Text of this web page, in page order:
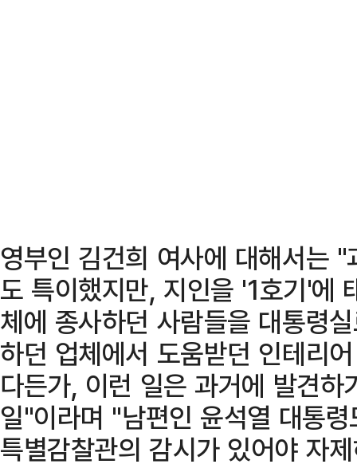
영부인 김건희 여사에 대해서는
도 특이했지만, 지인을 '1호기'에
체에 종사하던 사람들을 대통령
하던 업체에서 도움받던 인테리
다든가, 이런 일은 과거에 발견
일"이라며 "남편인 윤석열 대통
특별감찰관의 감시가 있어야 자